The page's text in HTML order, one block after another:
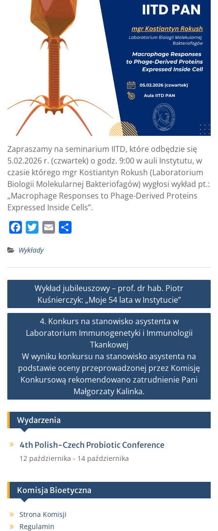
Zapraszamy na seminarium IITD, które odbędzie się
5.02.2026 r. (czwartek) o godz. 9:00 w auli Instytutu, w
czasie którego mgr Kostiantyn Rokush (Laboratorium
Biologii Molekularnej Bakteriofagów) wygłosi wykład pt.:
„Macrophage Responses to Phage-Derived Proteins
Expressed Inside Cells”.
c
e
b
k
i
t
t
e
r
i
l
r
e
Wykłady
Nawigacja
Wykład jubileuszowy – prof. dr hab. Piotr
Kuśnierczyk: „Moje 54 lata w Instytucie”
4. Konkurs na stanowisko asystenta w
Laboratorium Immunogenetyki i Immunologii
Tkankowej
W wyniku konkursu na stanowisko asystenta na
podstawie oceny przeprowadzonej przez Komisję
Konkursową rekomendowano zatrudnienie Pani
Małgorzaty Kalinka.
Wydarzenia
4th Polish-Czech Probiotic Conference
12 października - 14 października
Komisja Bioetyczna
Strona Komisji
Regulamin